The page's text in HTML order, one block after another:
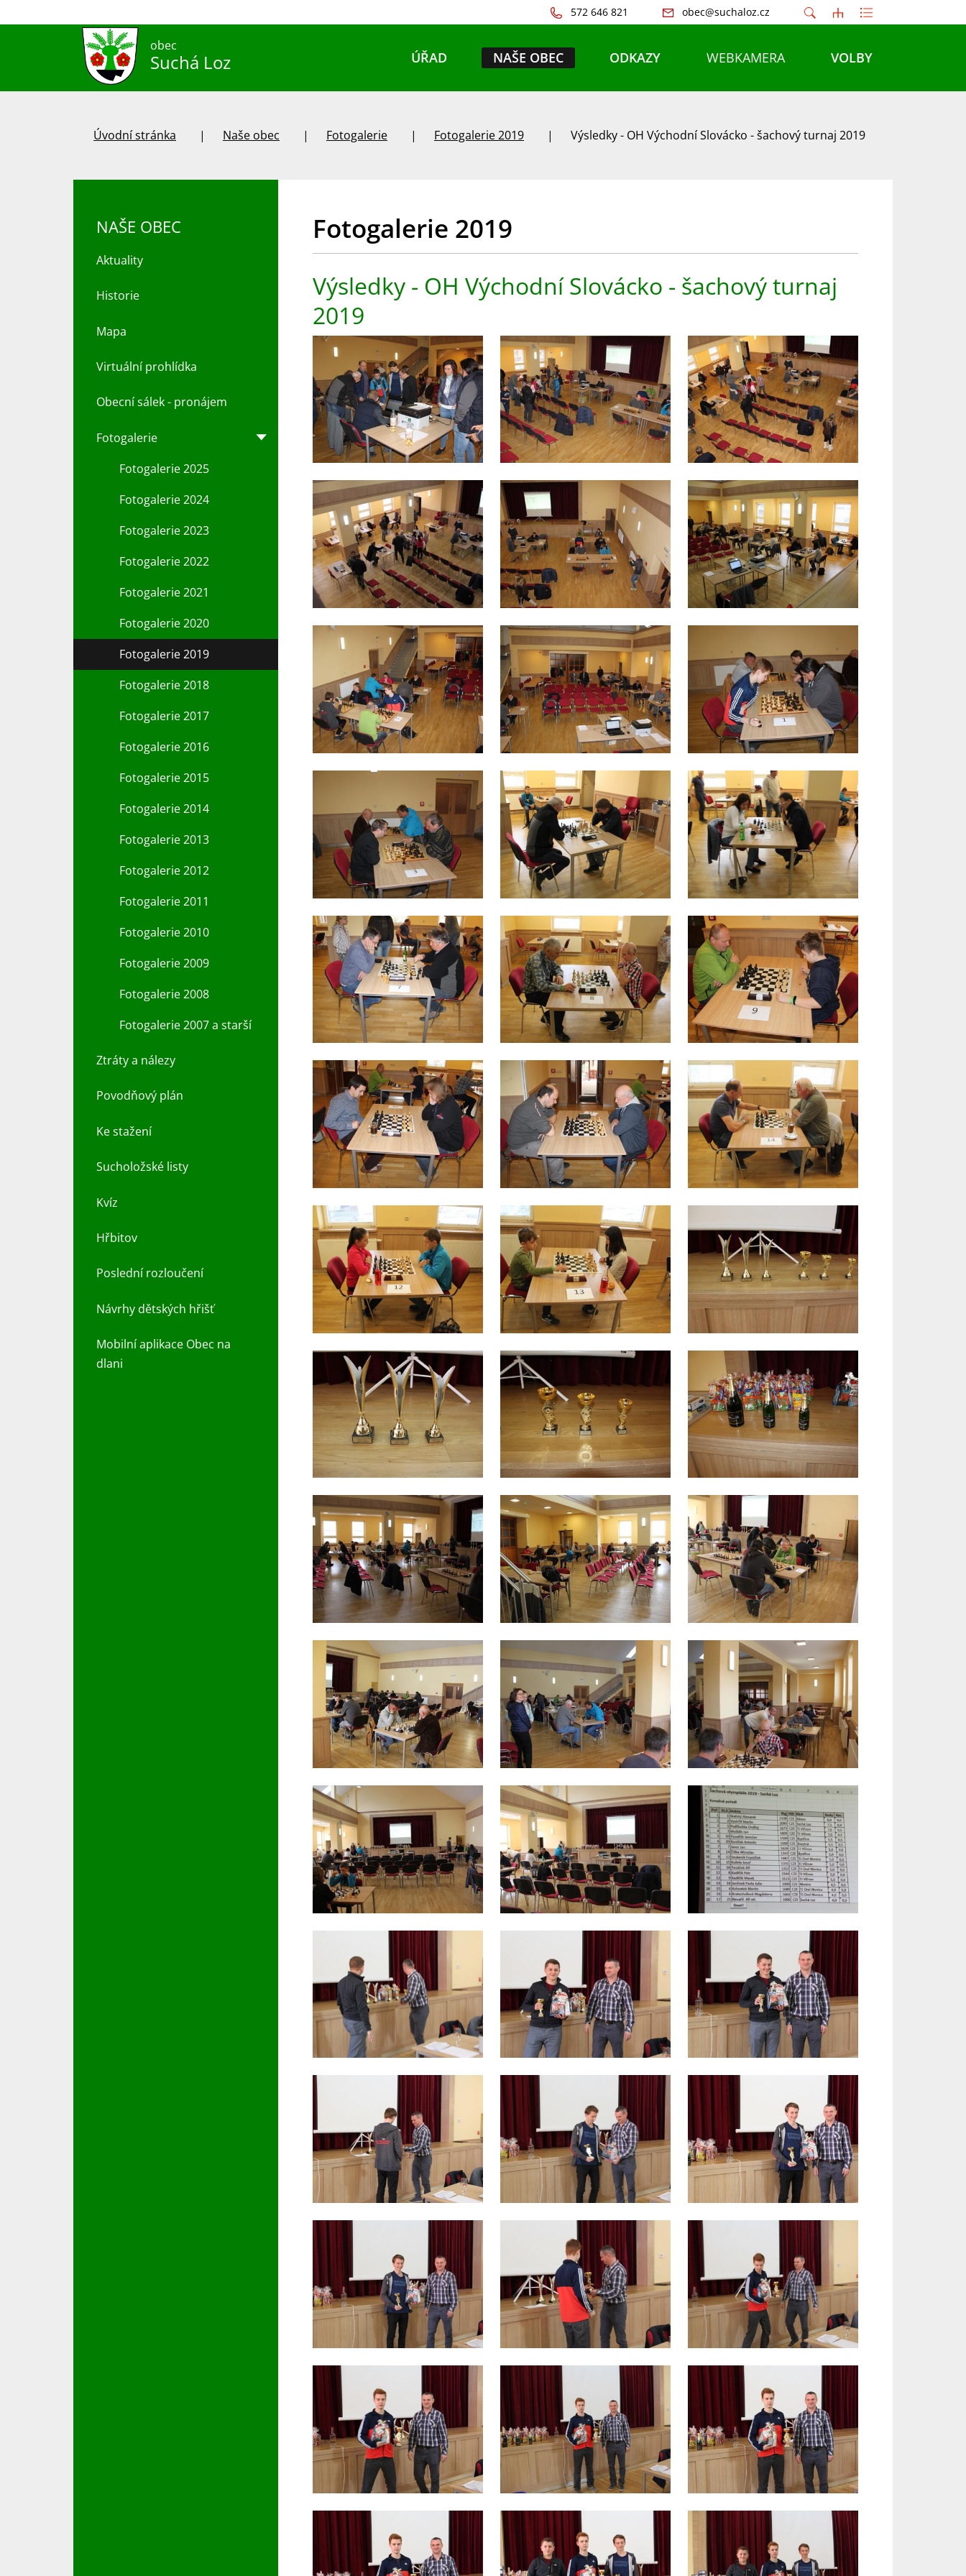
572 646 821 obec@suchaloz.cz
obec
Suchá Loz ÚŘAD NAŠE OBEC ODKAZY WEBKAMERA VOLBY
Úvodní stránka Naše obec Fotogalerie Fotogalerie 2019 Výsledky - OH Východní Slovácko - šachový turnaj 2019
Fotogalerie 2019
Výsledky - OH Východní Slovácko - šachový turnaj
2019
NAŠE OBEC
Aktuality
Historie
Mapa
Virtuální prohlídka
Obecní sálek - pronájem
Fotogalerie
Fotogalerie 2025
Fotogalerie 2024
Fotogalerie 2023
Fotogalerie 2022
Fotogalerie 2021
Fotogalerie 2020
Fotogalerie 2019
Fotogalerie 2018
Fotogalerie 2017
Fotogalerie 2016
Fotogalerie 2015
Fotogalerie 2014
Fotogalerie 2013
Fotogalerie 2012
Fotogalerie 2011
Fotogalerie 2010
Fotogalerie 2009
Fotogalerie 2008
Fotogalerie 2007 a starší
Ztráty a nálezy
Povodňový plán
Ke stažení
Sucholožské listy
Kvíz
Hřbitov
Poslední rozloučení
Návrhy dětských hřišť
Mobilní aplikace Obec na
dlani